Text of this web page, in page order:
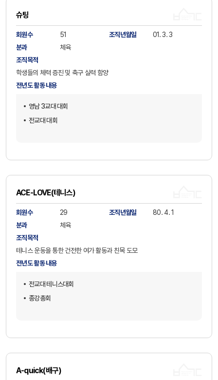
슈팅
회원수 51 조직년월일
01. 3. 3
분과
체육
조직목적
학생들의 체력 증진 및 축구 실력 함양
전년도 활동 내용
영남 3교대 대회
전교대 대회
ACE-LOVE(테니스)
회원수 29 조직년월일
80. 4. 1
분과
체육
조직목적
테니스 운동을 통한 건전한 여가 활동과 친목 도모
전년도 활동 내용
전교대 테니스대회
종강총회
A-quick(배구)